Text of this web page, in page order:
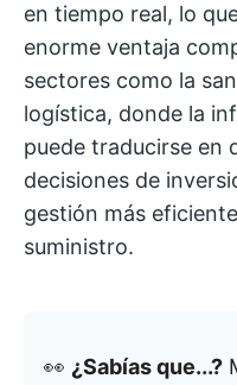
en tiempo real, lo
enorme ventaja
sectores como la
logística, donde la
puede traducirse en
decisiones de
gestión más
suministro.
👀 ¿Sabías que...?